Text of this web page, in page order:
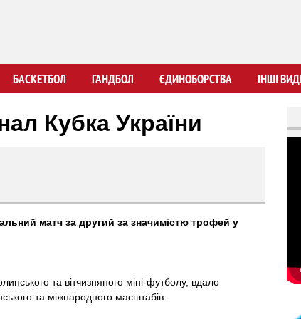
вмісту
БАСКЕТБОЛ ГАНДБОЛ ЄДИНОБОРСТВА ІНШІ
Кубка України
матч за другий за значимістю трофей у
та вітчизняного міні-футболу, вдало
та міжнародного масштабів.